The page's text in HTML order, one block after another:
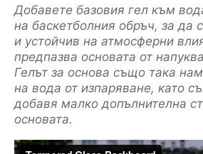
Добавете базовия гел към
на баскетболния обръч, за да
и устойчив на атмосферни
предпазва основата от
Гелът за основа също така
на вода от изпаряване, като
добавя малко допълнителна
основата.